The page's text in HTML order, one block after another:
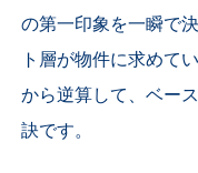
の第一印象を一瞬で
ト層が物件に求めて
から逆算して、ベー
訣です。